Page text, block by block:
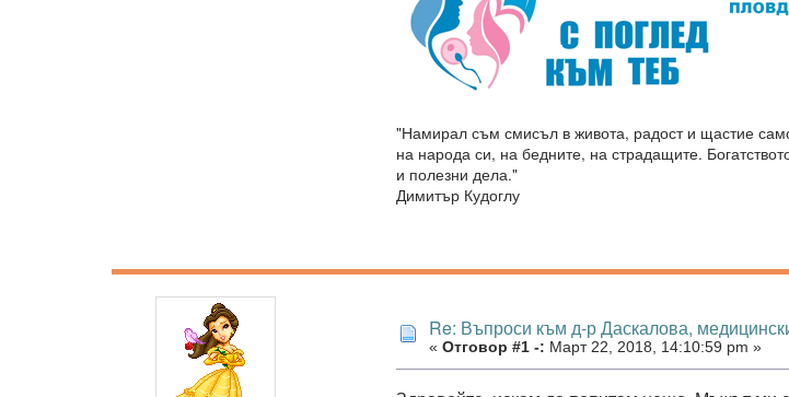
"Намирал съм смисъл в живота, радост и щастие
на народа си, на бедните, на страдащите.
и полезни дела."
Димитър Кудоглу
Re: Въпроси към д-р Даскалова,
« Отговор #1 -: Март 22, 2018, 14:10:59 pm »